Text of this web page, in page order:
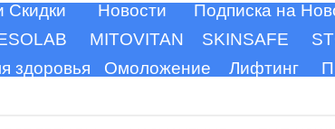
Скидки Новости Подписка на
MITOVITAN SKINSAFE
здоровья Омоложение Лифтинг